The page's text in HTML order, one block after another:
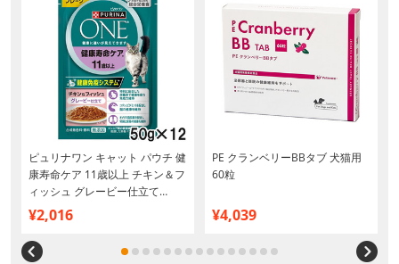
ピュリナワン キャット パウチ 健
康寿命ケア 11歳以上 チキン＆フ
ィッシュ グレービー仕立て
50g×12袋【まとめ買い】
¥2,016
PE クランベリーBBタブ 犬猫用
60粒
¥4,039